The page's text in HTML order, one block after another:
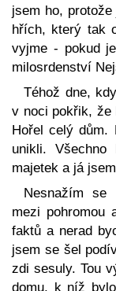
jsem ho,
hřích, který tak
vyjme - pokud
milosrdenství
Téhož dne,
v noci pokřik, že
Hořel celý dům.
unikli. Všechno
majetek a já
Nesnažím se
mezi pohromou
faktů a nerad
jsem se šel
zdi sesuly. Tou
domu, k níž